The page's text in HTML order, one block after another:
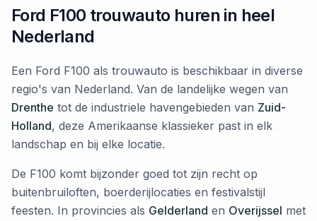
Ford F100 trouwauto huren in heel
Nederland
Een Ford F100 als trouwauto is beschikbaar in diverse
regio's van Nederland. Van de landelijke wegen van
Drenthe tot de industriele havengebieden van Zuid-
Holland, deze Amerikaanse klassieker past in elk
landschap en bij elke locatie.
De F100 komt bijzonder goed tot zijn recht op
buitenbruiloften, boerderijlocaties en festivalstijl
feesten. In provincies als Gelderland en Overijssel met